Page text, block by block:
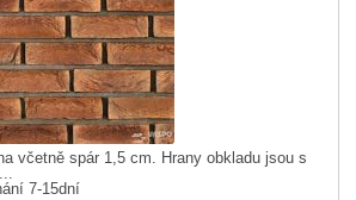
včetně spár 1,5 cm. Hrany obkladu jsou s
7-15dní